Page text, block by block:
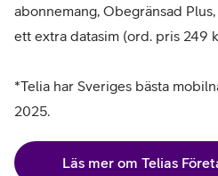
abonnemang, Obegränsad
ett extra datasim (ord. pris 249
*Telia har Sveriges bästa
2025.
Läs mer om Telias